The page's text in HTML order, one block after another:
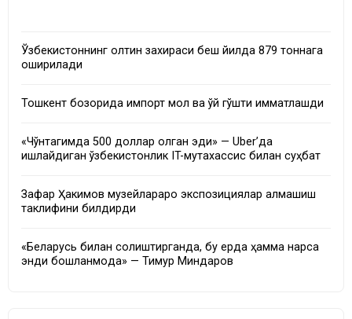
Ўзбекистоннинг олтин захираси беш йилда 879 тоннага
оширилади
Тошкент бозорида импорт мол ва қўй гўшти қимматлашди
«Чўнтагимда 500 доллар қолган эди» — Uber’да
ишлайдиган ўзбекистонлик IT-мутахассис билан суҳбат
Зафар Ҳакимов музейлараро экспозициялар алмашиш
таклифини билдирди
«Беларусь билан солиштирганда, бу ерда ҳамма нарса
энди бошланмоқда» — Тимур Миндаров